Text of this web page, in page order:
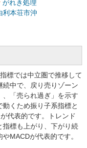
がれき処理
利本荘市沖
標では中立圏で推移して
中で、戻り売りゾーン
「売られ過ぎ」を示す
くため振り子系指標と
代表的です。トレンド
指標も上がり、下がり続
MACDが代表的です。